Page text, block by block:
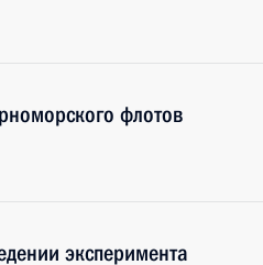
флотов
эксперимента